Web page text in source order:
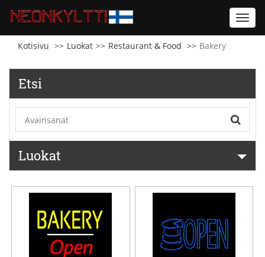
Kotisivu
Luokat Restaurant & Food Bakery
Etsi
Luokat